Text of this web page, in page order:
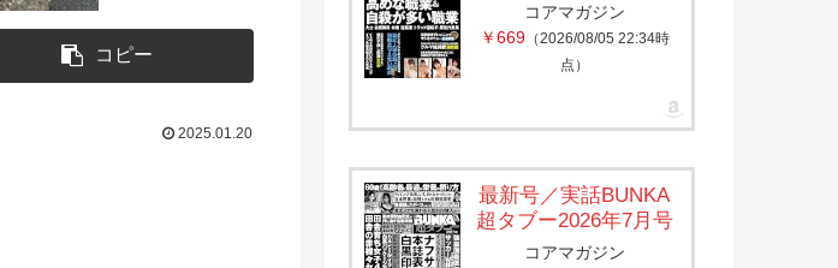
コピー
2025.01.20
コアマガジン
￥669（2026/08/05 22:34時
点）
最新号／実話BUNKA
超タブー2026年7月号
コアマガジン